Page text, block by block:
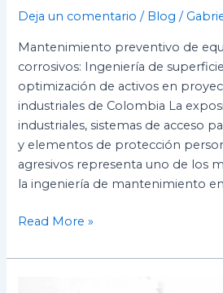
Deja un comentario / Blog /
Mantenimiento preventivo de
corrosivos: Ingeniería de
optimización de activos en
industriales de Colombia La
industriales, sistemas de acceso
y elementos de protección
agresivos representa uno de los
la ingeniería de mantenimiento
Read More »